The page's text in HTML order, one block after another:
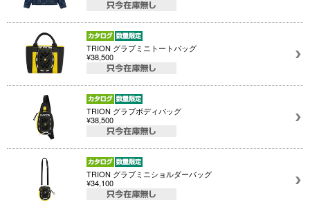
TRION グラブミニトートバッグ
¥38,500
TRION グラブボディバッグ
¥38,500
TRION グラブミニショルダーバッグ
¥34,100